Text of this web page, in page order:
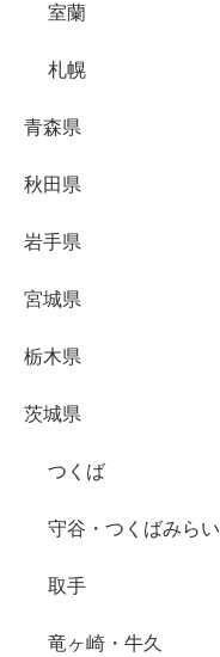
室蘭
札幌
青森県
秋田県
岩手県
宮城県
栃木県
茨城県
つくば
守谷・つくばみらい
取手
竜ヶ崎・牛久